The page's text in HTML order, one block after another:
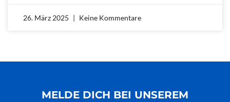
26. März 2025 Keine Kommentare
MELDE DICH BEI UNSEREM